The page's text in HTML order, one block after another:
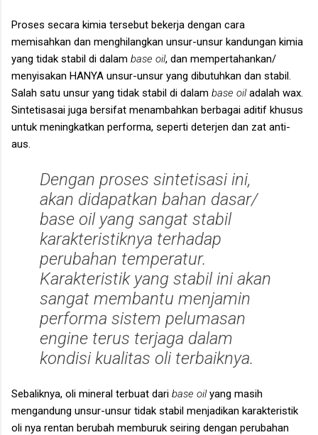
Proses secara kimia tersebut bekerja dengan cara
memisahkan dan menghilangkan unsur-unsur kandungan kimia
yang tidak stabil di dalam base oil, dan mempertahankan/
menyisakan HANYA unsur-unsur yang dibutuhkan dan stabil.
Salah satu unsur yang tidak stabil di dalam base oiladalah wax.
Sintetisasai juga bersifat menambahkan berbagai aditif khusus
untuk meningkatkan performa, seperti deterjen dan zat anti-
aus.
Dengan proses sintetisasi ini,
akan didapatkan bahan dasar/
base oilyang sangat stabil
karakteristiknya terhadap
perubahan temperatur.
Karakteristik yang stabil ini akan
sangat membantu menjamin
performa sistem pelumasan
engine terus terjaga dalam
kondisi kualitas oli terbaiknya.
Sebaliknya, oli mineral terbuat dari base oilyang masih
mengandung unsur-unsur tidak stabil menjadikan karakteristik
oli nya rentan berubah memburuk seiring dengan perubahan